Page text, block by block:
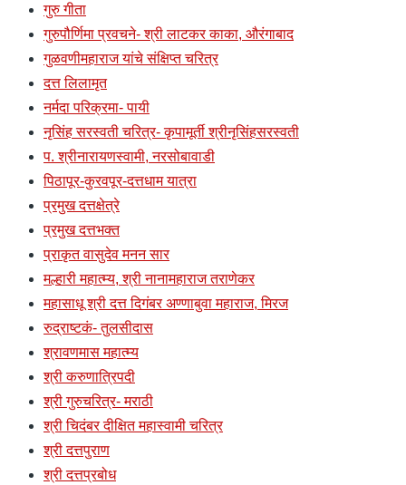
गुरु गीता
गुरुपौर्णिमा प्रवचने- श्री लाटकर काका, औरंगाबाद
गुळवणीमहाराज यांचे संक्षिप्त चरित्र
दत्त लिलामृत
नर्मदा परिक्रमा- पायी
नृसिंह सरस्वती चरित्र- कृपामूर्ती श्रीनृसिंहसरस्वती
प. श्रीनारायणस्वामी, नरसोबावाडी
पिठापूर-कुरवपूर-दत्तधाम यात्रा
प्रमुख दत्तक्षेत्रे
प्रमुख दत्तभक्त
प्राकृत वासुदेव मनन सार
मल्हारी महात्म्य, श्री नानामहाराज तराणेकर
महासाधू श्री दत्त दिगंबर अण्णाबुवा महाराज, मिरज
रुद्राष्टकं- तुलसीदास
श्रावणमास महात्म्य
श्री करुणात्रिपदी
श्री गुरुचरित्र- मराठी
श्री चिदंबर दीक्षित महास्वामी चरित्र
श्री दत्तपुराण
श्री दत्तप्रबोध